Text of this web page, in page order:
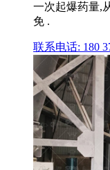
一次起爆药量,
免 .
联系电话: 180